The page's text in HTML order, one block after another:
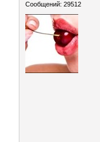
Сообщений: 29512